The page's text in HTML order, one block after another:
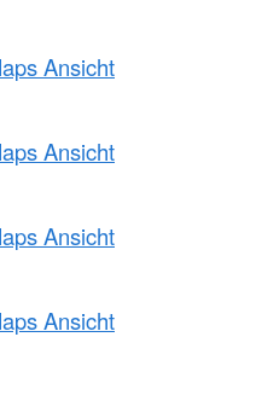
Ansicht
Ansicht
Ansicht
Ansicht